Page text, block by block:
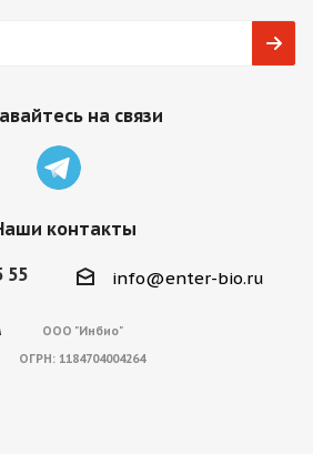
на связи
контакты
55 info@enter-bio.ru
ООО "Инбио"
ОГРН: 1184704004264